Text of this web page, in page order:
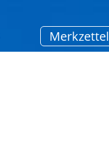
Merkzettel